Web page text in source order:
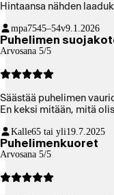
Hintaansa nähden
mpa7545–54v9.1.2026
Puhelimen
Arvosana 5/5
Säästää puhelimen
En keksi mitään, mitä
Kalle65 tai yli19.7.2025
Puhelimenkuoret
Arvosana 5/5